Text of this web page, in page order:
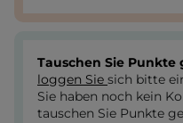
Tauschen Sie Punkte
loggen Sie sich bitte
Sie haben noch kein
tauschen Sie Punkte